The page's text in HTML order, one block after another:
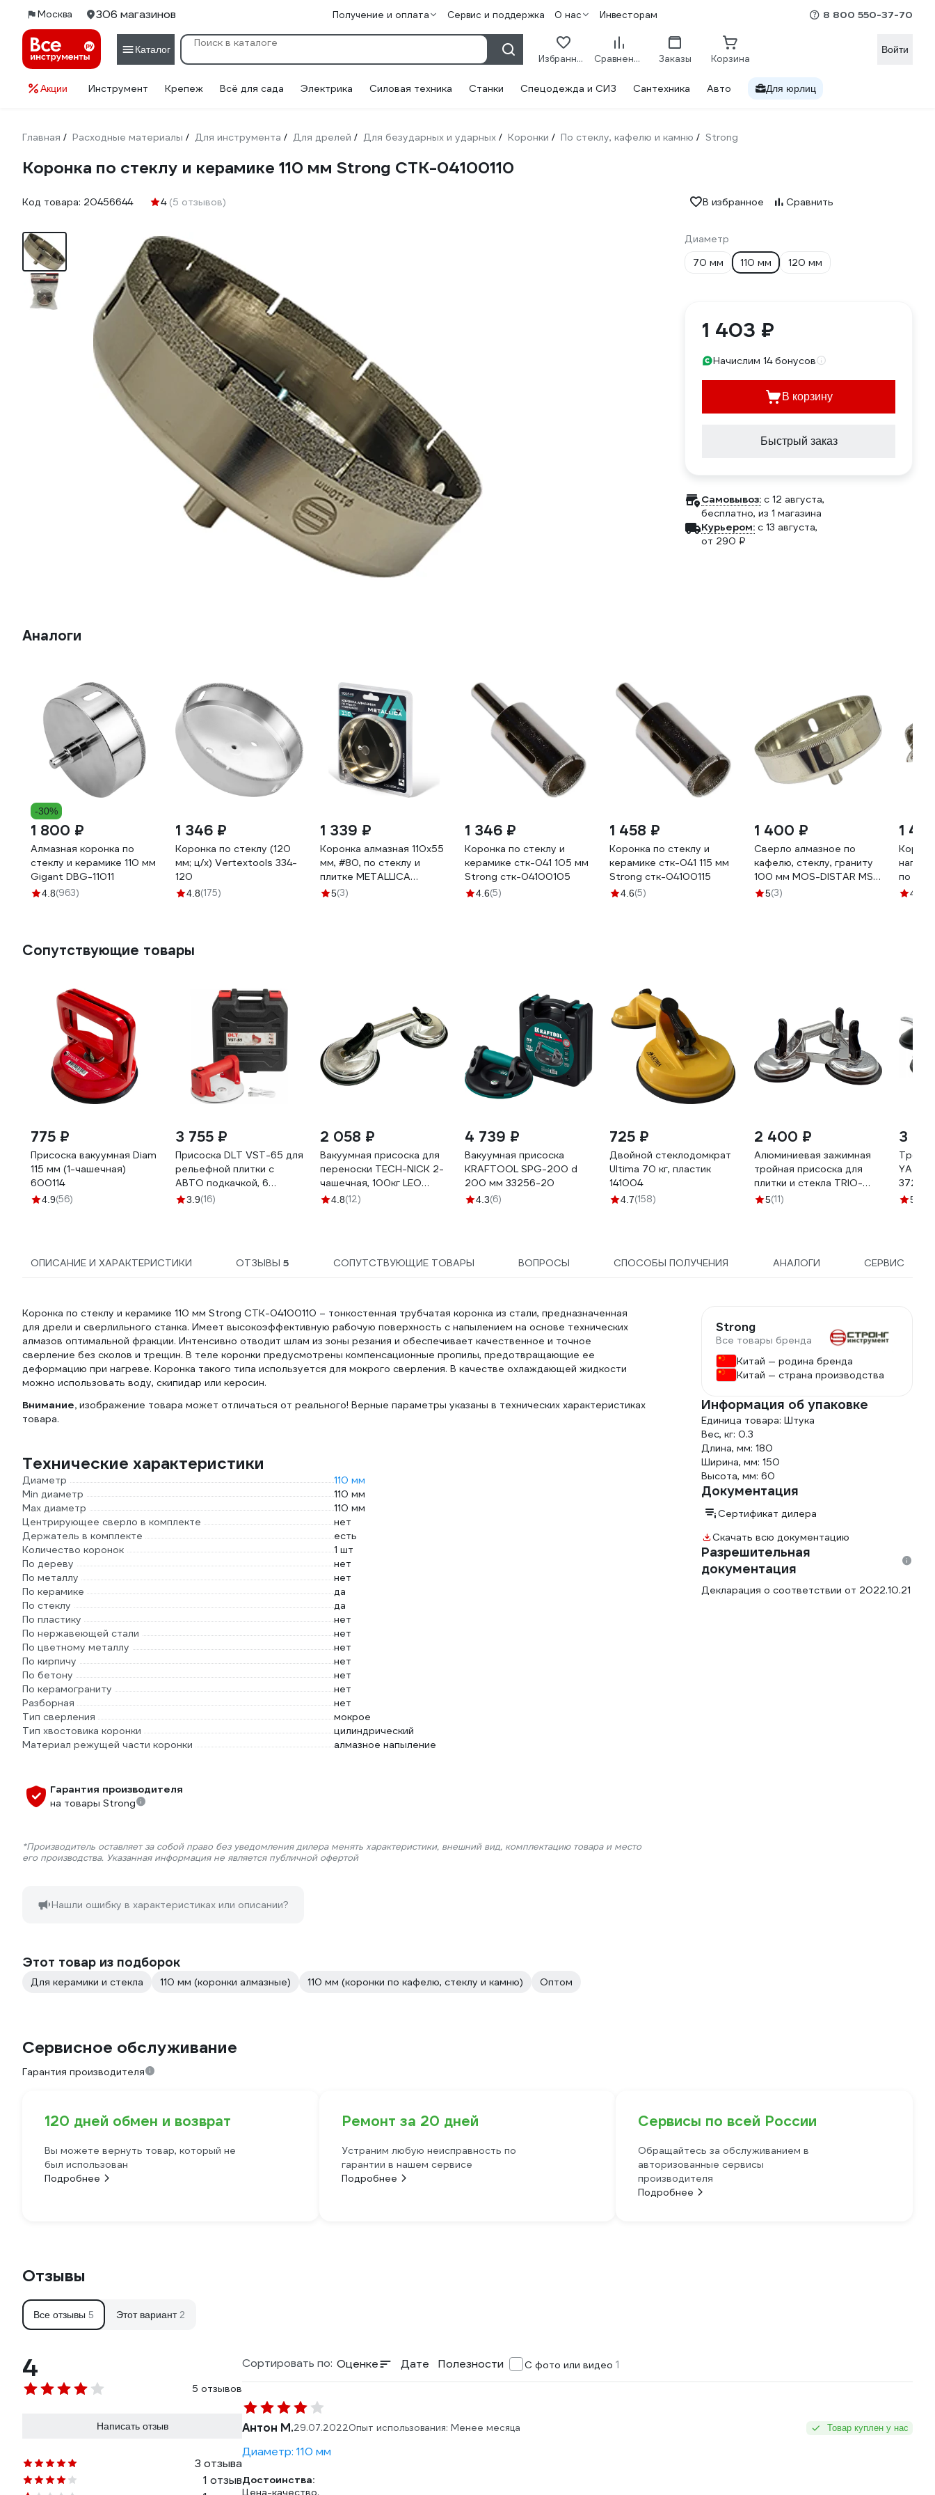
Москва 306 магазинов Получение и оплата Сервис и поддержка О нас Инвесторам 8 800 550-37-70
Каталог
Избранное Сравнение Заказы Корзина
Войти
Акции Инструмент Крепеж Всё для сада Электрика Силовая техника Станки Спецодежда и СИЗ Сантехника Авто Для юрлиц
Главная / Расходные материалы / Для инструмента / Для дрелей / Для безударных и ударных / Коронки / По стеклу, кафелю и камню / Strong
Коронка по стеклу и керамике 110 мм Strong CTK-04100110
Код товара: 20456644 4 (5 отзывов) В избранное Сравнить
Диаметр
70 мм
110 мм 120 мм
1 403 ₽
Начислим 14 бонусов
В корзину
Быстрый заказ
Самовывоз: c 12 августа,
бесплатно, из 1 магазина
Курьером: c 13 августа,
от 290 ₽
Аналоги
-30%
1 800 ₽
Алмазная коронка по
стеклу и керамике 110 мм
Gigant DBG-11011
4.8(963)
1 346 ₽
Коронка по стеклу (120
мм; ц/х) Vertextools 334-
120
4.8(175)
1 339 ₽
Коронка алмазная 110x55
мм, #80, по стеклу и
плитке METALLICA
Optima 901649
5(3)
1 346 ₽
Коронка по стеклу и
керамике стк-041 105 мм
Strong стк-04100105
4.6(5)
1 458 ₽
Коронка по стеклу и
керамике стк-041 115 мм
Strong стк-04100115
4.6(5)
1 400 ₽
Сверло алмазное по
кафелю, стеклу, граниту
100 мм МОS-DISTAR MS-
SAGRNT100
5(3)
1
по
4.9
Сопутствующие товары
775 ₽
Присоска вакуумная Diam
115 мм (1-чашечная)
600114
4.9(56)
3 755 ₽
Присоска DLT VST-65 для
рельефной плитки с
АВТО подкачкой, 6
дюймов 1944
3.9(16)
2 058 ₽
Вакуумная присоска для
переноски TECH-NICK 2-
чашечная, 100кг LEO
131.410.7484
4.8(12)
4 739 ₽
Вакуумная присоска
KRAFTOOL SPG-200 d
200 мм 33256-20
4.3(6)
725 ₽
Двойной стеклодомкрат
Ultima 70 кг, пластик
141004
4.7(158)
2 400 ₽
Алюминиевая зажимная
тройная присоска для
плитки и стекла TRIO-
DIAMOND, 118 мм 282003
5(11)
3
YATO
37237
5
ОПИСАНИЕ И ХАРАКТЕРИСТИКИ ОТЗЫВЫ5 СОПУТСТВУЮЩИЕ ТОВАРЫ ВОПРОСЫ СПОСОБЫ ПОЛУЧЕНИЯ АНАЛОГИ СЕРВИС
Коронка по стеклу и керамике 110 мм Strong CTK-04100110 – тонкостенная трубчатая коронка из стали, предназначенная
для дрели и сверлильного станка. Имеет высокоэффективную рабочую поверхность с напылением на основе технических
алмазов оптимальной фракции. Интенсивно отводит шлам из зоны резания и обеспечивает качественное и точное
сверление без сколов и трещин. В теле коронки предусмотрены компенсационные пропилы, предотвращающие ее
деформацию при нагреве. Коронка такого типа используется для мокрого сверления. В качестве охлаждающей жидкости
можно использовать воду, скипидар или керосин.
Внимание, изображение товара может отличаться от реального! Верные параметры указаны в технических характеристиках
товара.
Технические характеристики
Диаметр
110 мм
Min диаметр
110 мм
Max диаметр
110 мм
Центрирующее сверло в комплекте
нет
Держатель в комплекте
есть
Количество коронок
1 шт
По дереву
нет
По металлу
нет
По керамике
да
По стеклу
да
По пластику
нет
По нержавеющей стали
нет
По цветному металлу
нет
По кирпичу
нет
По бетону
нет
По керамограниту
нет
Разборная
нет
Тип сверления
мокрое
Тип хвостовика коронки
цилиндрический
Материал режущей части коронки
алмазное напыление
Гарантия производителя
на товары Strong
*Производитель оставляет за собой право без уведомления дилера менять характеристики, внешний вид, комплектацию товара и место
его производства. Указанная информация не является публичной офертой
Нашли ошибку в характеристиках или описании?
Strong
Все товары бренда
Китай — родина бренда
Китай — страна производства
Информация об упаковке
Единица товара: Штука
Вес, кг: 0.3
Длина, мм: 180
Ширина, мм: 150
Высота, мм: 60
Документация
Сертификат дилера
Скачать всю документацию
Разрешительная
документация
Декларация о соответствии от 2022.10.21
Этот товар из подборок
Для керамики и стекла 110 мм (коронки алмазные) 110 мм (коронки по кафелю, стеклу и камню) Оптом
Сервисное обслуживание
Гарантия производителя
120 дней обмен и возврат
Вы можете вернуть товар, который не
был использован
Подробнее
Ремонт за 20 дней
Устраним любую неисправность по
гарантии в нашем сервисе
Подробнее
Сервисы по всей России
Обращайтесь за обслуживанием в
авторизованные сервисы
производителя
Подробнее
Отзывы
Все отзывы 5 Этот вариант 2
4
5 отзывов
Написать отзыв
3 отзыва
1 отзыв
Сортировать по: Оценке Дате Полезности С фото или видео 1
Антон М.29.07.2022Опыт использования: Менее месяца Товар куплен у нас
Диаметр: 110 мм
Достоинства:
Цена-качество.